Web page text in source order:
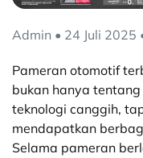
Admin • 24 Juli 2025
Pameran otomotif
bukan hanya
teknologi canggih,
mendapatkan
Selama pameran